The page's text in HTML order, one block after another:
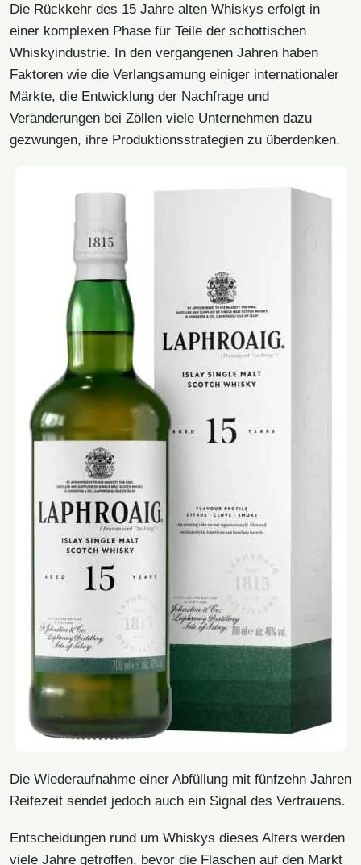
Die Rückkehr des 15 Jahre alten Whiskys erfolgt in
einer komplexen Phase für Teile der schottischen
Whiskyindustrie. In den vergangenen Jahren haben
Faktoren wie die Verlangsamung einiger internationaler
Märkte, die Entwicklung der Nachfrage und
Veränderungen bei Zöllen viele Unternehmen dazu
gezwungen, ihre Produktionsstrategien zu überdenken.
Die Wiederaufnahme einer Abfüllung mit fünfzehn Jahren
Reifezeit sendet jedoch auch ein Signal des Vertrauens.
Entscheidungen rund um Whiskys dieses Alters werden
viele Jahre getroffen, bevor die Flaschen auf den Markt